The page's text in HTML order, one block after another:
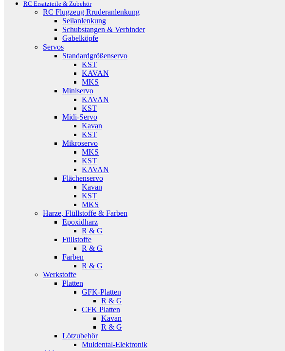
RC Ersatzteile & Zubehör
RC Flugzeug Rruderanlenkung
Seilanlenkung
Schubstangen & Verbinder
Gabelköpfe
Servos
Standardgrößenservo
KST
KAVAN
MKS
Miniservo
KAVAN
KST
Midi-Servo
Kavan
KST
Mikroservo
MKS
KST
KAVAN
Flächenservo
Kavan
KST
MKS
Harze, Flüllstoffe & Farben
Epoxidharz
R & G
Füllstoffe
R & G
Farben
R & G
Werkstoffe
Platten
GFK-Platten
R & G
CFK Platten
Kavan
R & G
Lötzubehör
Muldental-Elektronik